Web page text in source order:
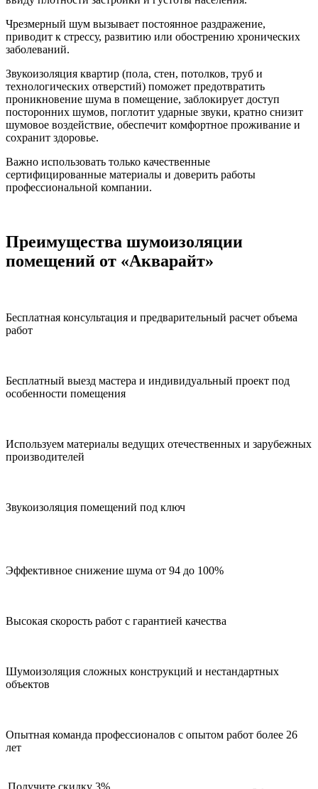
Чрезмерный шум вызывает постоянное раздражение,
приводит к стрессу, развитию или обострению хронических
заболеваний.
Звукоизоляция квартир (пола, стен, потолков, труб и
технологических отверстий) поможет предотвратить
проникновение шума в помещение, заблокирует доступ
посторонних шумов, поглотит ударные звуки, кратно снизит
шумовое воздействие, обеспечит комфортное проживание и
сохранит здоровье.
Важно использовать только качественные
сертифицированные материалы и доверить работы
профессиональной компании.
Преимущества шумоизоляции
помещений от «Акварайт»
Бесплатная консультация и предварительный расчет объема
работ
Бесплатный выезд мастера и индивидуальный проект под
особенности помещения
Используем материалы ведущих отечественных и зарубежных
производителей
Звукоизоляция помещений под ключ
Эффективное снижение шума от 94 до 100%
Высокая скорость работ с гарантией качества
Шумоизоляция сложных конструкций и нестандартных
объектов
Опытная команда профессионалов с опытом работ более 26
лет